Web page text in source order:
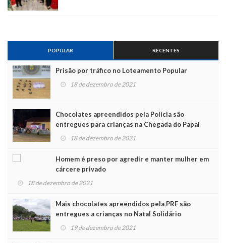
POPULAR RECENTES
Prisão por tráfico no Loteamento Popular
18 de dezembro de 2021
Chocolates apreendidos pela Polícia são
entregues para crianças na Chegada do Papai
Noel
18 de dezembro de 2021
Homem é preso por agredir e manter mulher em
cárcere privado
18 de dezembro de 2021
Mais chocolates apreendidos pela PRF são
entregues a crianças no Natal Solidário
19 de dezembro de 2021